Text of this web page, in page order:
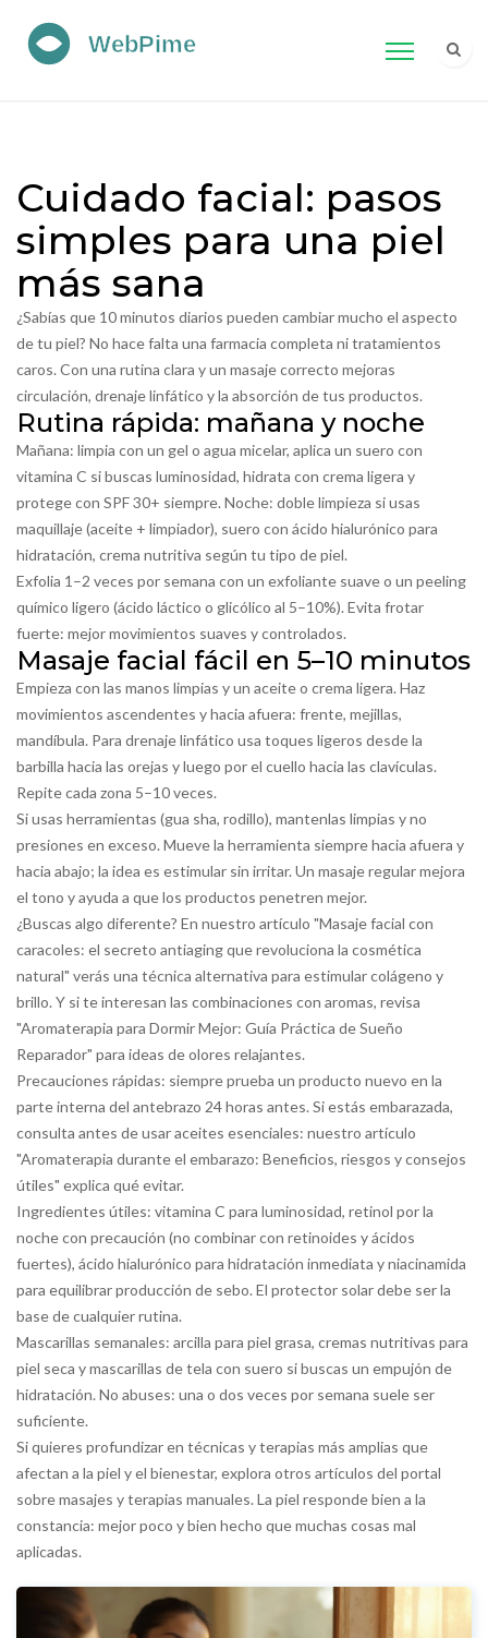
Cuidado facial: pasos
simples para una piel
más sana
¿Sabías que 10 minutos diarios pueden cambiar mucho el aspecto
de tu piel? No hace falta una farmacia completa ni tratamientos
caros. Con una rutina clara y un masaje correcto mejoras
circulación, drenaje linfático y la absorción de tus productos.
Rutina rápida: mañana y noche
Mañana: limpia con un gel o agua micelar, aplica un suero con
vitamina C si buscas luminosidad, hidrata con crema ligera y
protege con SPF 30+ siempre. Noche: doble limpieza si usas
maquillaje (aceite + limpiador), suero con ácido hialurónico para
hidratación, crema nutritiva según tu tipo de piel.
Exfolia 1–2 veces por semana con un exfoliante suave o un peeling
químico ligero (ácido láctico o glicólico al 5–10%). Evita frotar
fuerte: mejor movimientos suaves y controlados.
Masaje facial fácil en 5–10 minutos
Empieza con las manos limpias y un aceite o crema ligera. Haz
movimientos ascendentes y hacia afuera: frente, mejillas,
mandíbula. Para drenaje linfático usa toques ligeros desde la
barbilla hacia las orejas y luego por el cuello hacia las clavículas.
Repite cada zona 5–10 veces.
Si usas herramientas (gua sha, rodillo), mantenlas limpias y no
presiones en exceso. Mueve la herramienta siempre hacia afuera y
hacia abajo; la idea es estimular sin irritar. Un masaje regular mejora
el tono y ayuda a que los productos penetren mejor.
¿Buscas algo diferente? En nuestro artículo "Masaje facial con
caracoles: el secreto antiaging que revoluciona la cosmética
natural" verás una técnica alternativa para estimular colágeno y
brillo. Y si te interesan las combinaciones con aromas, revisa
"Aromaterapia para Dormir Mejor: Guía Práctica de Sueño
Reparador" para ideas de olores relajantes.
Precauciones rápidas: siempre prueba un producto nuevo en la
parte interna del antebrazo 24 horas antes. Si estás embarazada,
consulta antes de usar aceites esenciales: nuestro artículo
"Aromaterapia durante el embarazo: Beneficios, riesgos y consejos
útiles" explica qué evitar.
Ingredientes útiles: vitamina C para luminosidad, retinol por la
noche con precaución (no combinar con retinoides y ácidos
fuertes), ácido hialurónico para hidratación inmediata y niacinamida
para equilibrar producción de sebo. El protector solar debe ser la
base de cualquier rutina.
Mascarillas semanales: arcilla para piel grasa, cremas nutritivas para
piel seca y mascarillas de tela con suero si buscas un empujón de
hidratación. No abuses: una o dos veces por semana suele ser
suficiente.
Si quieres profundizar en técnicas y terapias más amplias que
afectan a la piel y el bienestar, explora otros artículos del portal
sobre masajes y terapias manuales. La piel responde bien a la
constancia: mejor poco y bien hecho que muchas cosas mal
aplicadas.